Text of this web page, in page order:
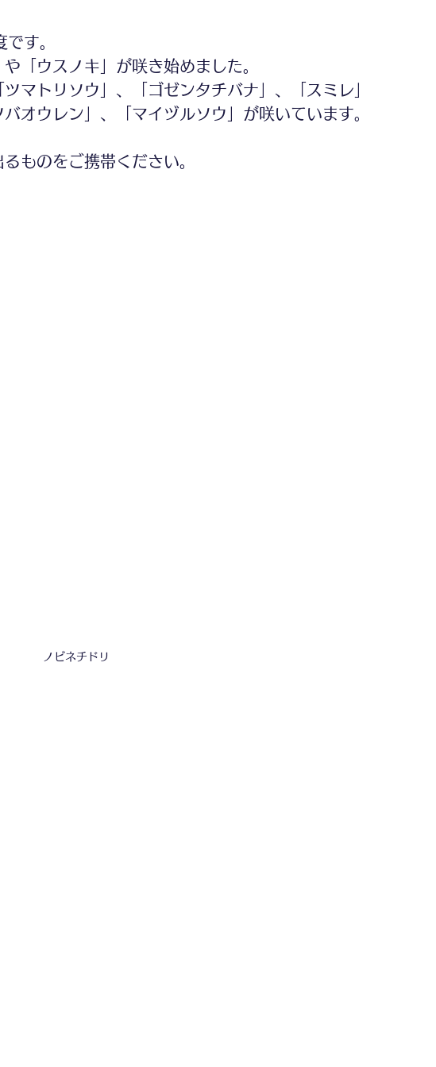
す。
「ウスノキ」が咲き始めました。
マトリソウ」、「ゴゼンタチバナ」、「スミレ」
オウレン」、「マイヅルソウ」が咲いています。
ものをご携帯ください。
ノビネチドリ